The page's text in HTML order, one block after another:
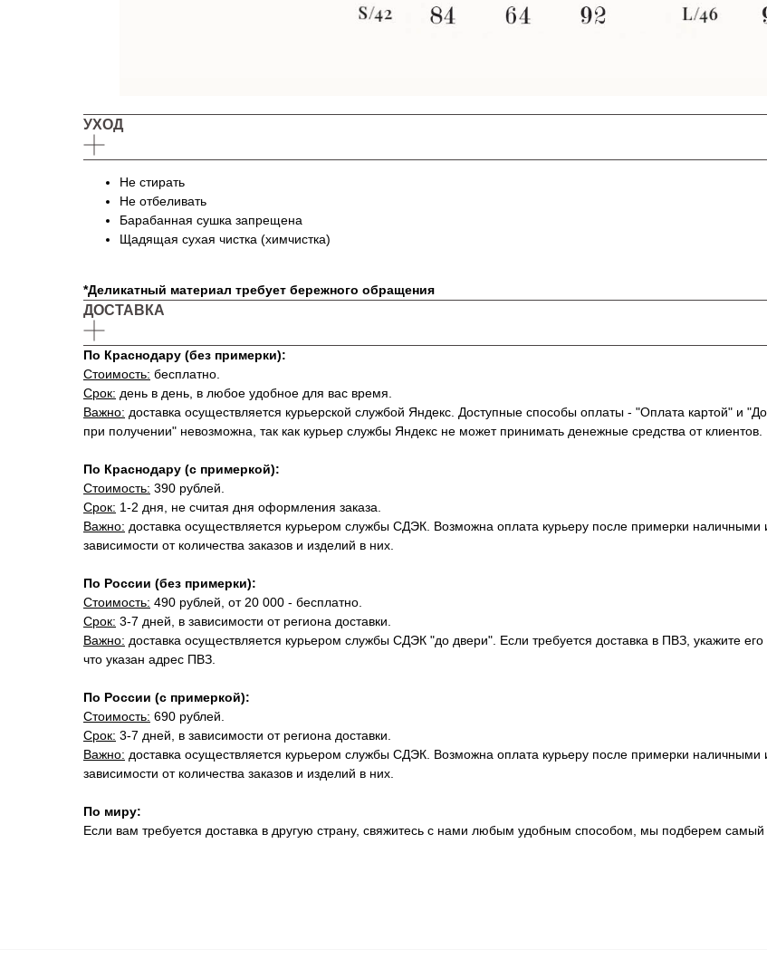
УХОД
Не стирать
Не отбеливать
Барабанная сушка запрещена
Щадящая сухая чистка (химчистка)
*Деликатный материал требует бережного обращения
ДОСТАВКА
По Краснодару (без примерки):
Стоимость: бесплатно.
Срок: день в день, в любое удобное для вас время.
Важно: доставка осуществляется курьерской службой Яндекс. Доступные способы оплаты - "Оплата картой" и
при получении" невозможна, так как курьер службы Яндекс не может принимать денежные средства от клиентов.
По Краснодару (с примеркой):
Стоимость: 390 рублей.
Срок: 1-2 дня, не считая дня оформления заказа.
Важно: доставка осуществляется курьером службы СДЭК. Возможна оплата курьеру после примерки
зависимости от количества заказов и изделий в них.
По России (без примерки):
Стоимость: 490 рублей, от 20 000 - бесплатно.
Срок: 3-7 дней, в зависимости от региона доставки.
Важно: доставка осуществляется курьером службы СДЭК "до двери". Если требуется доставка в ПВЗ, укажите
что указан адрес ПВЗ.
По России (с примеркой):
Стоимость: 690 рублей.
Срок: 3-7 дней, в зависимости от региона доставки.
Важно: доставка осуществляется курьером службы СДЭК. Возможна оплата курьеру после примерки
зависимости от количества заказов и изделий в них.
По миру:
Если вам требуется доставка в другую страну, свяжитесь с нами любым удобным способом, мы подберем